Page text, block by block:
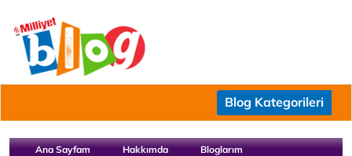
Blog Kategorileri
Ana Sayfam Hakkımda Bloglarım